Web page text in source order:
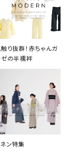
り抜群！赤ちゃんガ
ゼの半襦袢
ネン特集